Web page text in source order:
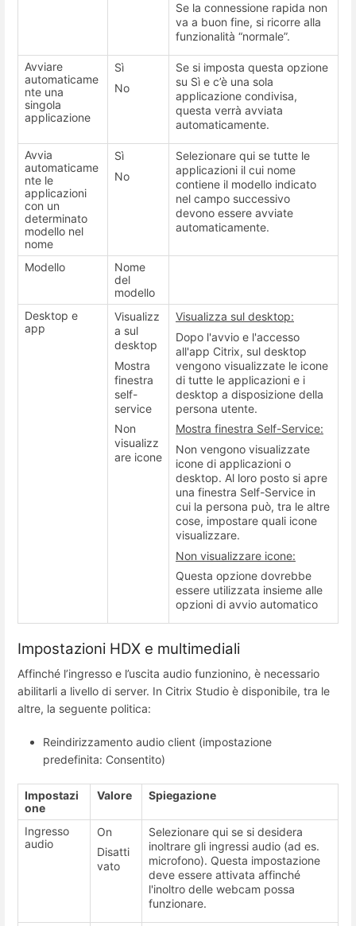
Se la connessione rapida non
va a buon fine, si ricorre alla
funzionalità “normale”.
Avviare
automaticame
nte una
singola
applicazione
Sì
No
Se si imposta questa opzione
su Sì e c’è una sola
applicazione condivisa,
questa verrà avviata
automaticamente.
Avvia
automaticame
nte le
applicazioni
con un
determinato
modello nel
nome
Sì
No
Selezionare qui se tutte le
applicazioni il cui nome
contiene il modello indicato
nel campo successivo
devono essere avviate
automaticamente.
Modello
Nome
del
modello
Desktop e
app
Visualizz
a sul
desktop
Mostra
finestra
self-
service
Non
visualizz
are icone
Visualizza sul desktop:
Dopo l'avvio e l'accesso
all'app Citrix, sul desktop
vengono visualizzate le icone
di tutte le applicazioni e i
desktop a disposizione della
persona utente.
Mostra finestra Self-Service:
Non vengono visualizzate
icone di applicazioni o
desktop. Al loro posto si apre
una finestra Self-Service in
cui la persona può, tra le altre
cose, impostare quali icone
visualizzare.
Non visualizzare icone:
Questa opzione dovrebbe
essere utilizzata insieme alle
opzioni di avvio automatico
Impostazioni HDX e multimediali
Affinché l’ingresso e l’uscita audio funzionino, è necessario
abilitarli a livello di server. In Citrix Studio è disponibile, tra le
altre, la seguente politica:
Reindirizzamento audio client (impostazione
predefinita: Consentito)
Impostazi
one
Valore Spiegazione
Ingresso
audio
On
Disatti
vato
Selezionare qui se si desidera
inoltrare gli ingressi audio (ad es.
microfono). Questa impostazione
deve essere attivata affinché
l'inoltro delle webcam possa
funzionare.